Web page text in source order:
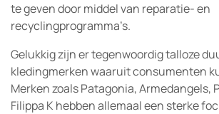
te geven door middel van reparatie- en
recyclingprogramma’s.
Gelukkig zijn er tegenwoordig talloze
kledingmerken waaruit consumenten
Merken zoals Patagonia, Armedangels,
Filippa K hebben allemaal een sterke